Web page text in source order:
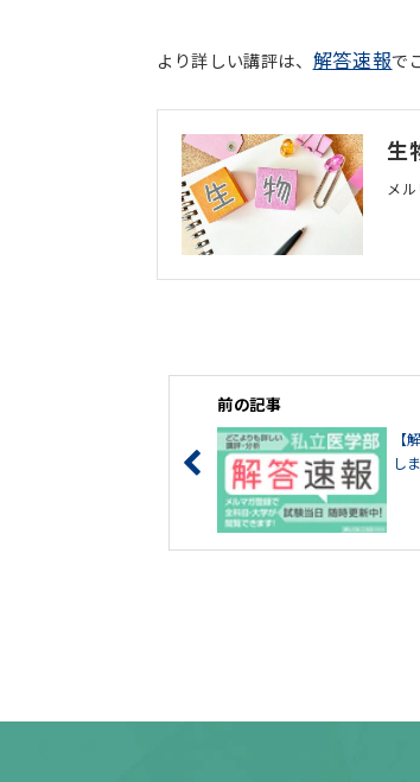
より詳しい講評は、 解答速報で
生
メ
前の記事
し